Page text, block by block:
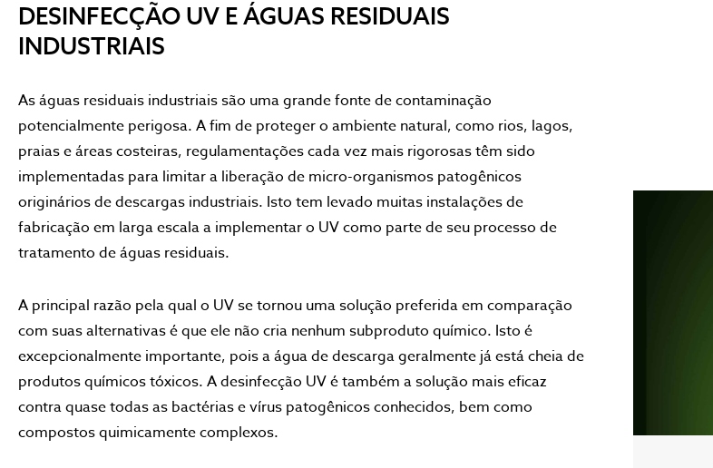
DESINFECÇÃO UV E ÁGUAS RESIDUAIS
INDUSTRIAIS
As águas residuais industriais são uma grande fonte de contaminação
potencialmente perigosa. A fim de proteger o ambiente natural, como rios, lagos,
praias e áreas costeiras, regulamentações cada vez mais rigorosas têm sido
implementadas para limitar a liberação de micro-organismos patogênicos
originários de descargas industriais. Isto tem levado muitas instalações de
fabricação em larga escala a implementar o UV como parte de seu processo de
tratamento de águas residuais.
A principal razão pela qual o UV se tornou uma solução preferida em comparação
com suas alternativas é que ele não cria nenhum subproduto químico. Isto é
excepcionalmente importante, pois a água de descarga geralmente já está cheia de
produtos químicos tóxicos. A desinfecção UV é também a solução mais eficaz
contra quase todas as bactérias e vírus patogênicos conhecidos, bem como
compostos quimicamente complexos.